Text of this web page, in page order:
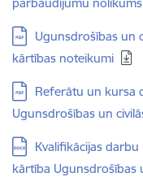
Lejupielādēt:
Ugunsdrošības un
kārtības noteikumi
Lejupielādēt:
Referātu un kursa
Ugunsdrošības un
Lejupielādēt:
Kvalifikācijas
kārtība Ugunsdrošības